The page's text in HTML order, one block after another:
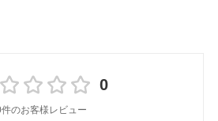
0
のお客様レビュー